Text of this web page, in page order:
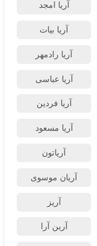
آریا امجد
آریا بیات
آریا رادمهر
آریا عباسی
آریا فردین
آریا مسعود
آریاتون
آریان موسوی
آریز
آرین آرا